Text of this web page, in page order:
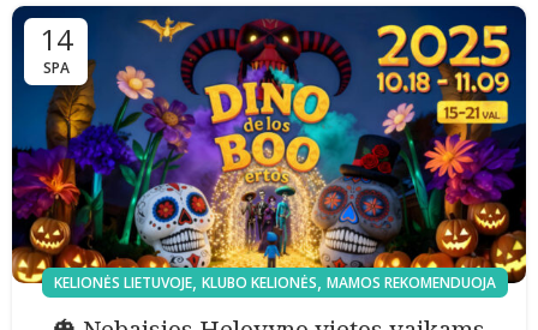
14
SPA
KELIONĖS LIETUVOJE, KLUBO KELIONĖS, MAMOS REKOMENDUOJA